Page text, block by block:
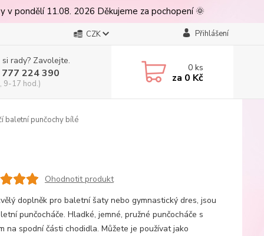
pondělí 11.08. 2026 Děkujeme za pochopení 🌞
CZK Přihlášení
rady? Zavolejte.
224 390
9-17 hod.)
0ks
za 0 Kč
baletní punčochy bílé
Ohodnotit produkt
doplněk pro baletní šaty nebo gymnastický dres, jsou
punčocháče. Hladké, jemné, pružné punčocháče s
na spodní části chodidla. Můžete je používat jako